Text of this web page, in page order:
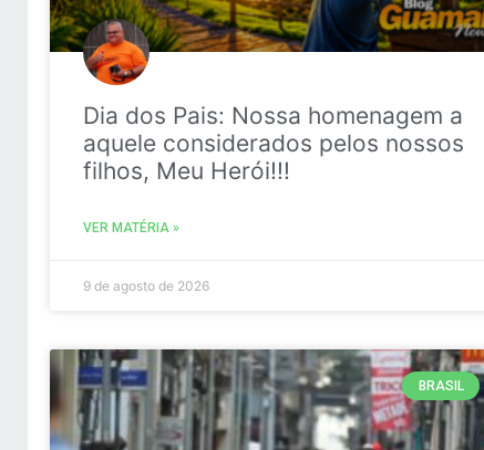
Dia dos Pais: Nossa homenagem a
aquele considerados pelos nossos
filhos, Meu Herói!!!
VER MATÉRIA »
9 de agosto de 2026
BRASIL